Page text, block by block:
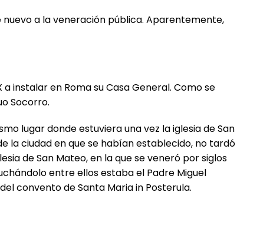
nuevo a la veneración pública. Aparentemente,
instalar en Roma su Casa General. Como se
Socorro.
lugar donde estuviera una vez la iglesia de San
la ciudad en que se habían establecido, no tardó
de San Mateo, en la que se veneró por siglos
entre ellos estaba el Padre Miguel
convento de Santa Maria in Posterula.